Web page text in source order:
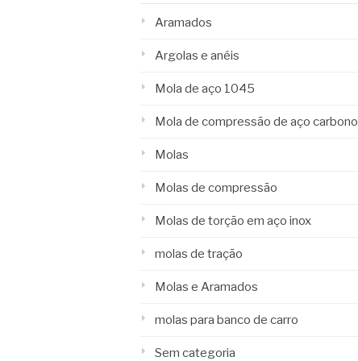
Aramados
Argolas e anéis
Mola de aço 1045
Mola de compressão de aço carbono
Molas
Molas de compressão
Molas de torção em aço inox
molas de tração
Molas e Aramados
molas para banco de carro
Sem categoria